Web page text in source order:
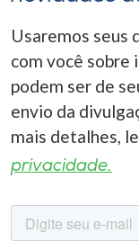
Usaremos seus
com você sobre
podem ser de
envio da
mais detalhes,
privacidade.